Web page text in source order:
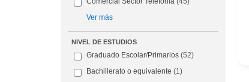
Ver más
NIVEL DE ESTUDIOS
Graduado Escolar/Primarios (52)
Bachillerato o equivalente (1)